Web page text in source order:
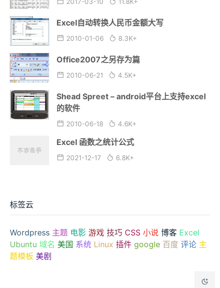
Excel自动转换人民币金额大写
2010-01-06 8.3K+
Office2007之另存为篇
2010-06-21 4.5K+
Shead Spreet – android平台上支持excel
的软件
2010-06-18 4.6K+
Excel 函数之统计公式
2021-12-17 6.8K+
标签云
Wordpress 主题 电影 游戏 技巧 CSS 小说 博客 Excel
Ubuntu 域名 美国 系统 Linux 插件 google 百度 评论 主
题模板 美剧